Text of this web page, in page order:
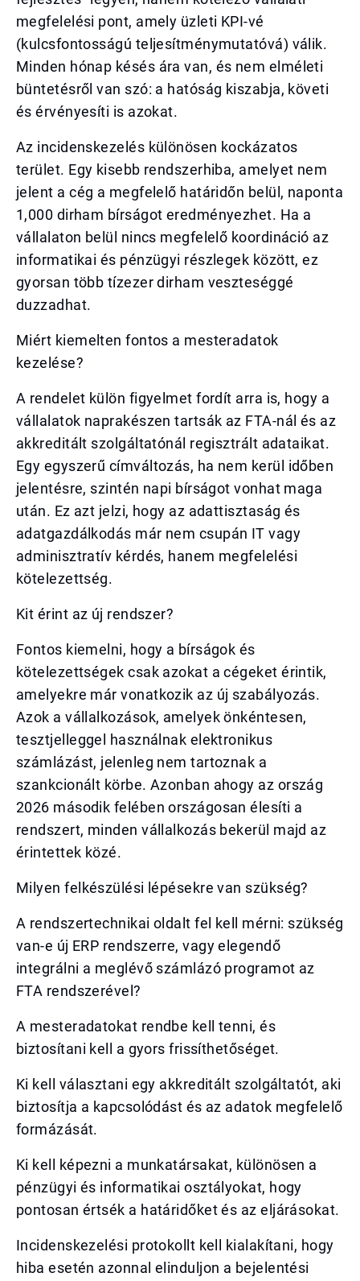
megfelelési pont, amely üzleti KPI-vé
(kulcsfontosságú teljesítménymutatóvá) válik.
Minden hónap késés ára van, és nem elméleti
büntetésről van szó: a hatóság kiszabja, követi
és érvényesíti is azokat.
Az incidenskezelés különösen kockázatos
terület. Egy kisebb rendszerhiba, amelyet nem
jelent a cég a megfelelő határidőn belül, naponta
1,000 dirham bírságot eredményezhet. Ha a
vállalaton belül nincs megfelelő koordináció az
informatikai és pénzügyi részlegek között, ez
gyorsan több tízezer dirham veszteséggé
duzzadhat.
Miért kiemelten fontos a mesteradatok
kezelése?
A rendelet külön figyelmet fordít arra is, hogy a
vállalatok naprakészen tartsák az FTA-nál és az
akkreditált szolgáltatónál regisztrált adataikat.
Egy egyszerű címváltozás, ha nem kerül időben
jelentésre, szintén napi bírságot vonhat maga
után. Ez azt jelzi, hogy az adattisztaság és
adatgazdálkodás már nem csupán IT vagy
adminisztratív kérdés, hanem megfelelési
kötelezettség.
Kit érint az új rendszer?
Fontos kiemelni, hogy a bírságok és
kötelezettségek csak azokat a cégeket érintik,
amelyekre már vonatkozik az új szabályozás.
Azok a vállalkozások, amelyek önkéntesen,
tesztjelleggel használnak elektronikus
számlázást, jelenleg nem tartoznak a
szankcionált körbe. Azonban ahogy az ország
2026 második felében országosan élesíti a
rendszert, minden vállalkozás bekerül majd az
érintettek közé.
Milyen felkészülési lépésekre van szükség?
A rendszertechnikai oldalt fel kell mérni: szükség
van-e új ERP rendszerre, vagy elegendő
integrálni a meglévő számlázó programot az
FTA rendszerével?
A mesteradatokat rendbe kell tenni, és
biztosítani kell a gyors frissíthetőséget.
Ki kell választani egy akkreditált szolgáltatót, aki
biztosítja a kapcsolódást és az adatok megfelelő
formázását.
Ki kell képezni a munkatársakat, különösen a
pénzügyi és informatikai osztályokat, hogy
pontosan értsék a határidőket és az eljárásokat.
Incidenskezelési protokollt kell kialakítani, hogy
hiba esetén azonnal elinduljon a bejelentési